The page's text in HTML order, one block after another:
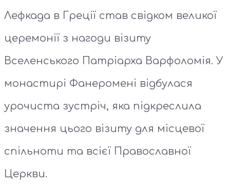
Лефкада в Греції став свідком великої
церемонії з нагоди візиту
Вселенського Патріарха Варфоломія. У
монастирі Фанеромені відбулася
урочиста зустріч, яка підкреслила
значення цього візиту для місцевої
спільноти та всієї Православної
Церкви.